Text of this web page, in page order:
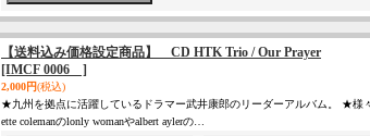
【送料込み価格設定商品】 CD HTK Trio / Our Prayer
[IMCF 0006 ]
2,000円(税込)
★九州を拠点に活躍しているドラマー武井康郎のリーダーアルバム。 ★様
ette colemanのlonly womanやalbert aylerの…